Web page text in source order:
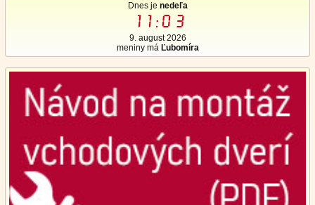
Dnes je nedeľa
11:03
9. august 2026
meniny má Ľubomíra